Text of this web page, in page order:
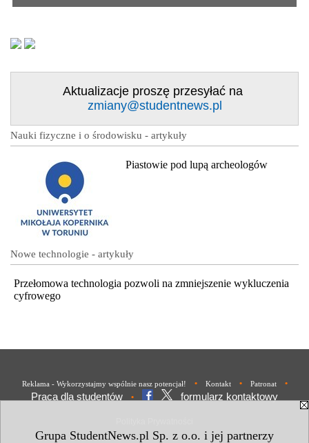
Grupa StudentNews.pl Sp. z o.o. i jej partnerzy
Aktualizacje proszę przesyłać na
zmiany@studentnews.pl
Nauki fizyczne i o środowisku - artykuły
Piastowie pod lupą archeologów
Nowe technologie - artykuły
Przełomowa technologia pozwoli na zmniejszenie wykluczenia
cyfrowego
Reklama - Wykorzystajmy wspólnie nasz potencjał! • Kontakt • Patronat •
Praca dla studentów • formularz kontaktowy